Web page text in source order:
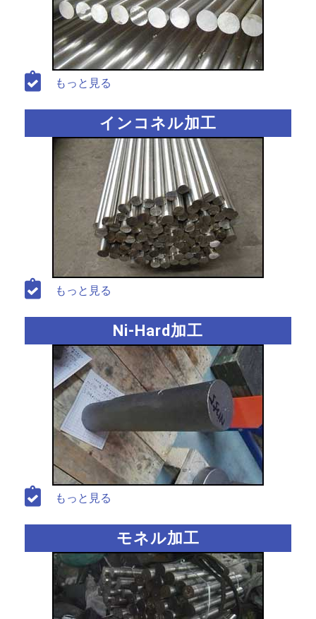
もっと見る
インコネル加工
もっと見る
Ni-Hard加工
もっと見る
モネル加工